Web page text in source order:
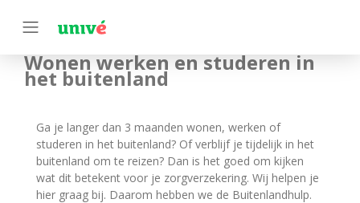
Wonen werken en studeren in
het buitenland
Ga je langer dan 3 maanden wonen, werken of
studeren in het buitenland? Of verblijf je tijdelijk in het
buitenland om te reizen? Dan is het goed om kijken
wat dit betekent voor je zorgverzekering. Wij helpen je
hier graag bij. Daarom hebben we de Buitenlandhulp.